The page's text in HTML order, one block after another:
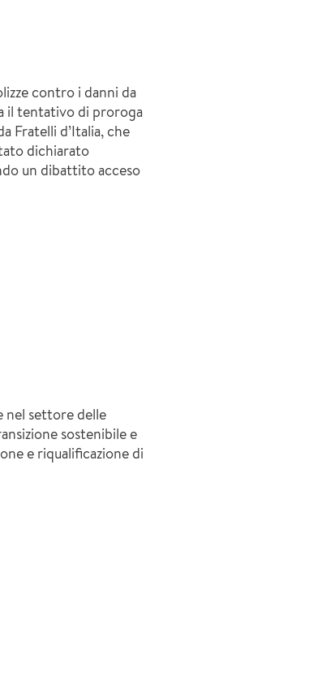
contro i danni da
il tentativo di proroga
Fratelli d’Italia, che
dichiarato
un dibattito acceso
nel settore delle
sostenibile e
e riqualificazione di